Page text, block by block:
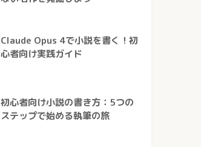
Claude Opus 4で小説を書く！初
心者向け実践ガイド
初心者向け小説の書き方：5つの
ステップで始める執筆の旅